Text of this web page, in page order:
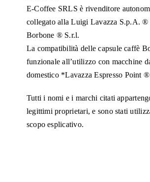
E-Coffee SRLS è rivenditore
collegato alla Luigi Lavazza S.p.A. ®
Borbone ® S.r.l.
La compatibilità delle capsule caffè
funzionale all’utilizzo con macchine
domestico *Lavazza Espresso Point
Tutti i nomi e i marchi citati
legittimi proprietari, e sono stati
scopo esplicativo.